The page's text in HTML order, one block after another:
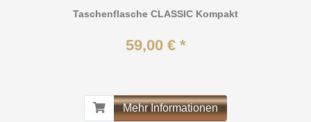
Taschenflasche CLASSIC Kompakt
59,00 € *
Mehr Informationen